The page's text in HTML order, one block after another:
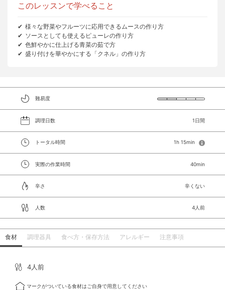
このレッスンで学べること
様々な野菜やフルーツに応用できるムースの作り方
ソースとしても使えるピューレの作り方
色鮮やかに仕上げる青菜の茹で方
盛り付けを華やかにする「クネル」の作り方
難易度
調理日数 1日間
トータル時間 1h 15min
実際の作業時間 40min
辛さ 辛くない
人数 4人前
食材 調理器具 食べ方・保存方法 アレルギー 注意事項
4人前
マークがついている食材はご自身で用意してください